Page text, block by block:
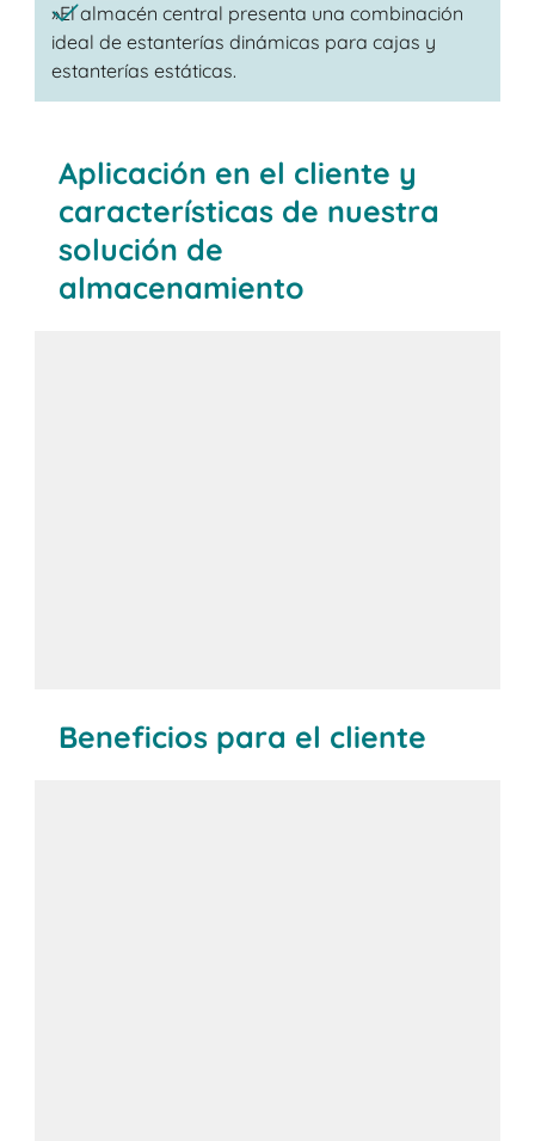
»El almacén central presenta una combinación
ideal de estanterías dinámicas para cajas y
estanterías estáticas.
Aplicación en el cliente y
características de nuestra
solución de
almacenamiento
Beneficios para el cliente